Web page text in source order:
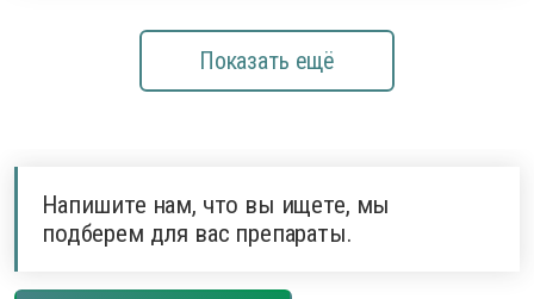
Показать ещё
Напишите нам, что вы ищете, мы
подберем для вас препараты.